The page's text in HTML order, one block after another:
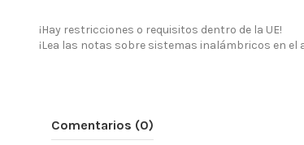
¡Hay restricciones o requisitos dentro de la UE!
¡Lea las notas sobre sistemas inalámbricos en el
Comentarios (0)